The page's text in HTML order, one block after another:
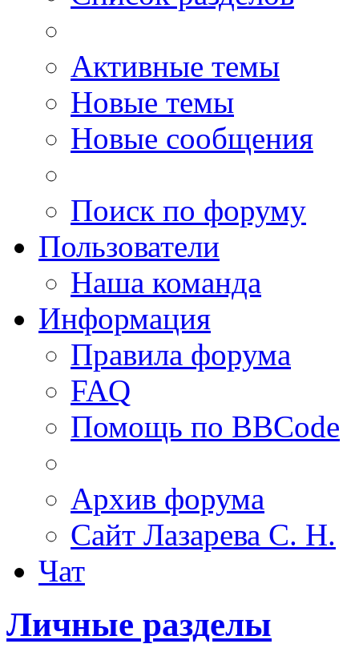
Активные темы
Новые темы
Новые сообщения
Поиск по форуму
Пользователи
Наша команда
Информация
Правила форума
FAQ
Помощь по BBCode
Архив форума
Сайт Лазарева С. Н.
Чат
Личные разделы